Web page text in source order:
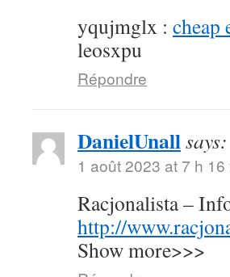
yqujmglx :
leosxpu
Répondre
DanielUnallsays:
1 août 2023 at 7 h 16
Racjonalista –
http://
Show more>>>